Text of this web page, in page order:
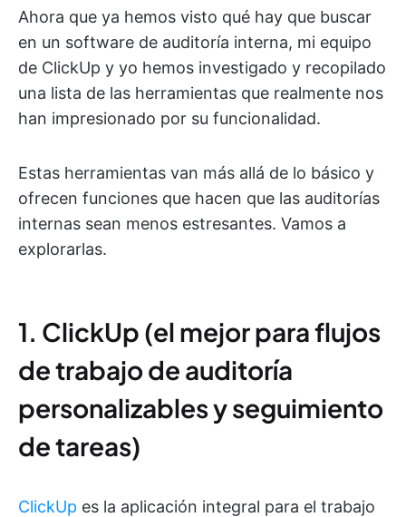
Ahora que ya hemos visto qué hay que buscar
en un software de auditoría interna, mi equipo
de ClickUp y yo hemos investigado y recopilado
una lista de las herramientas que realmente nos
han impresionado por su funcionalidad.
Estas herramientas van más allá de lo básico y
ofrecen funciones que hacen que las auditorías
internas sean menos estresantes. Vamos a
explorarlas.
1. ClickUp (el mejor para flujos
de trabajo de auditoría
personalizables y seguimiento
de tareas)
ClickUp es la aplicación integral para el trabajo